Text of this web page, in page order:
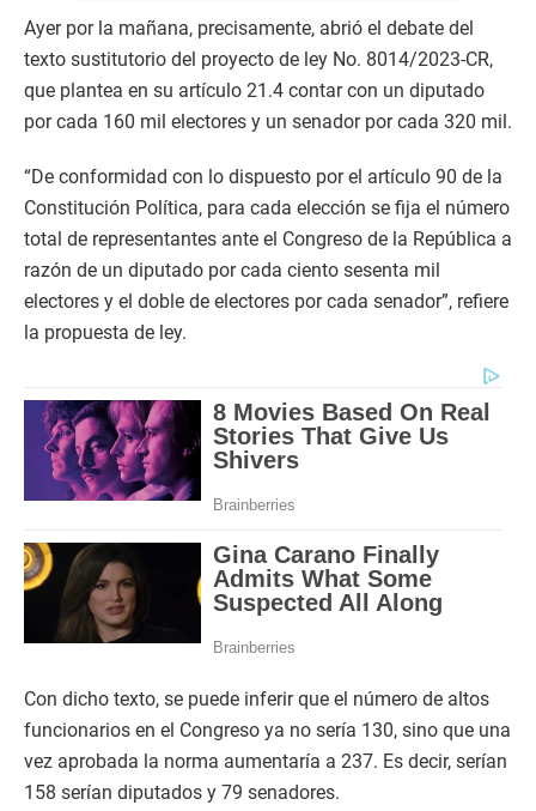
Ayer por la mañana, precisamente, abrió el debate del
texto sustitutorio del proyecto de ley No. 8014/2023-CR,
que plantea en su artículo 21.4 contar con un diputado
por cada 160 mil electores y un senador por cada 320 mil.
“De conformidad con lo dispuesto por el artículo 90 de la
Constitución Política, para cada elección se fija el número
total de representantes ante el Congreso de la República a
razón de un diputado por cada ciento sesenta mil
electores y el doble de electores por cada senador”, refiere
la propuesta de ley.
Con dicho texto, se puede inferir que el número de altos
funcionarios en el Congreso ya no sería 130, sino que una
vez aprobada la norma aumentaría a 237. Es decir, serían
158 serían diputados y 79 senadores.